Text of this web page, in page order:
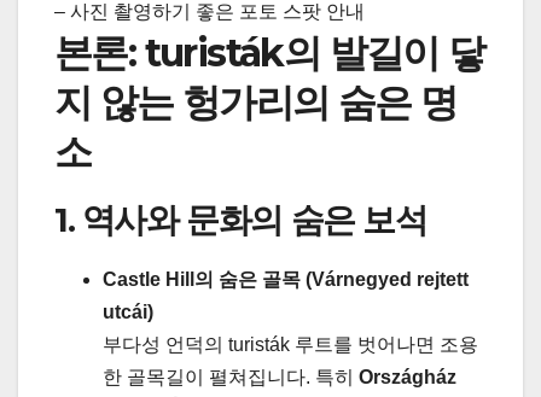
– 사진 촬영하기 좋은 포토 스팟 안내
본론: turisták의 발길이 닿
지 않는 헝가리의 숨은 명
소
1. 역사와 문화의 숨은 보석
Castle Hill의 숨은 골목 (Várnegyed rejtett
utcái)
부다성 언덕의 turisták 루트를 벗어나면 조용
한 골목길이 펼쳐집니다. 특히 Országház